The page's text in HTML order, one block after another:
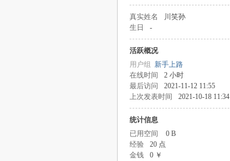
真实姓名 川笑孙
生日
-
活跃概况
用户组 新手上路
在线时间
2 小时
最后访问
2021-11-12 11:55
上次发表时间
2021-10-18 11:34
统计信息
已用空间
0 B
经验
20 点
金钱
0 ￥